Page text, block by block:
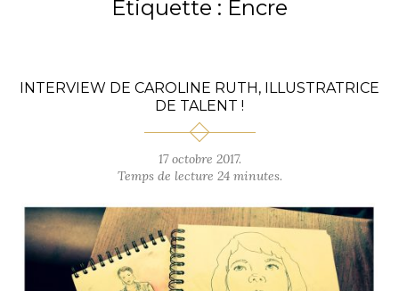
Étiquette : Encre
INTERVIEW DE CAROLINE RUTH, ILLUSTRATRICE
DE TALENT !
17 octobre 2017.
Temps de lecture 24 minutes.